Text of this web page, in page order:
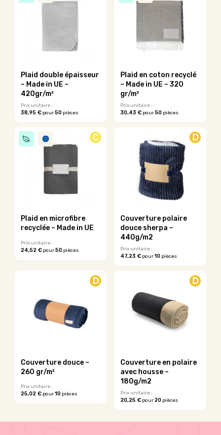
plusieurs
sur
page
produit
Plaid double épaisseur
– Made in UE –
420gr/m²
Prix unitaire :
38,95 € pour50 pièces
produit
a
plusieurs
sur
page
du
produit
Plaid en coton recyclé
– Made in UE – 320
gr/m²
Prix unitaire :
30,43 €pour50pièces
plusieurs
variations.
options
peuvent
sur
la
page
produit
C
Plaid en microfibre
recyclée – Made in UE
Prix unitaire :
24,52 € pour50 pièces
options
peuvent
la
page
produit
D
Couverture polaire
douce sherpa –
440g/m2
Prix unitaire :
47,23 €pour10pièces
plusieurs
variations.
options
sur
la
page
du
produit
D
Couverture douce –
260 gr/m²
Prix unitaire :
25,02 € pour10 pièces
a
D
Couverture en polaire
avec housse –
180g/m2
Prix unitaire :
20,25 €pour20pièces